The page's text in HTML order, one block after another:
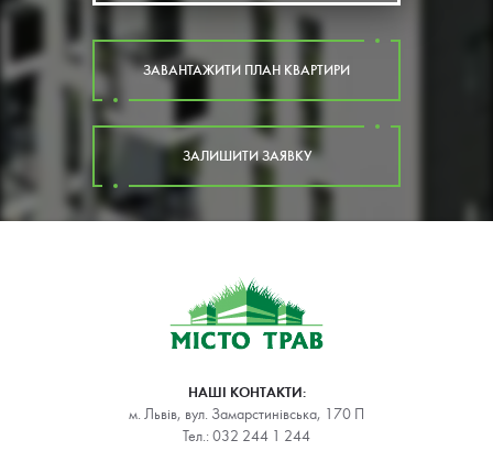
ЗАВАНТАЖИТИ ПЛАН КВАРТИРИ
ЗАЛИШИТИ ЗАЯВКУ
НАШІ КОНТАКТИ:
м. Львів, вул. Замарстинівська, 170 П
Тел.: 032 244 1 244